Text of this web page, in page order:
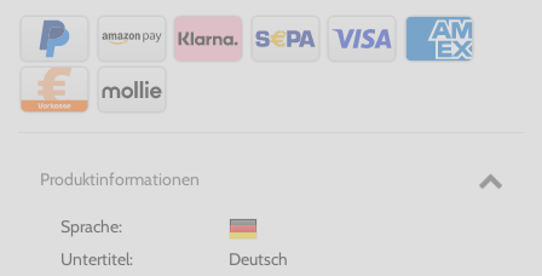
Produktinformationen
Sprache:
Untertitel:
Deutsch